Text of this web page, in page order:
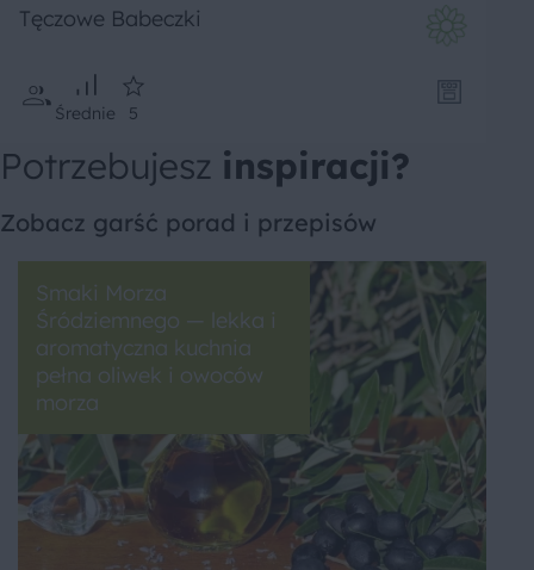
Tęczowe Babeczki
Średnie 5
Potrzebujesz inspiracji?
Zobacz garść porad i przepisów
Smaki Morza
Śródziemnego — lekka i
aromatyczna kuchnia
pełna oliwek i owoców
morza